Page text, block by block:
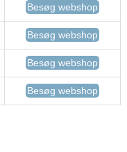
Besøg webshop
Besøg webshop
Besøg webshop
Besøg webshop